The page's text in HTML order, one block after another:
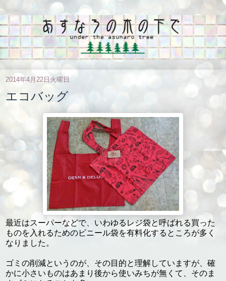
2014年4月22日火曜日
エコバッグ
最近はスーパーなどで、いわゆるレジ袋と呼ばれる買った
ものを入れるためのビニール袋を有料化するところが多く
なりました。
ゴミの削減というのが、その目的と理解していますが、確
かに小さいものはあまり後から使いみちが無くて、そのま